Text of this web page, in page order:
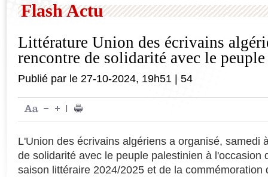
Flash Actu
Littérature Union des écrivains
rencontre de solidarité avec le
Publié par le 27-10-2024, 19h51 54
L'Union des écrivains algériens a organisé, samedi
de solidarité avec le peuple palestinien à l'occasion
saison littéraire 2024/2025 et de la commémoration